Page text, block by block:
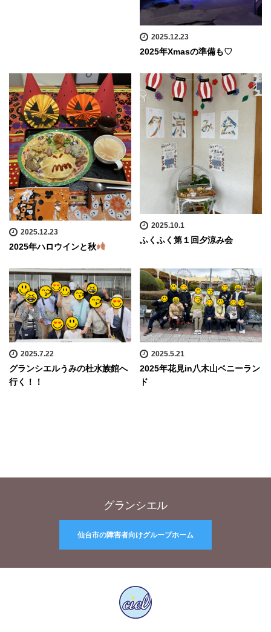
2025.12.23
2025年Xmasの準備も♡
2025.12.23
2025年ハロウインと秋
2025.10.1
ふくふく第１回夕涼み会
2025.7.22
グランシエルうみの杜水族館へ
行く！！
2025.5.21
2025年花見in八木山ベニーラン
ド
グランシエル
仙台市の障害者向けグループホーム